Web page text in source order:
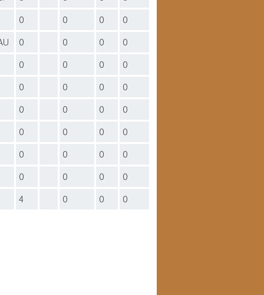
0 0 0 0
0 0 0 0
0 0 0 0
0 0 0 0
0 0 0 0
0 0 0 0
0 0 0 0
0 0 0 0
4 0 0 0